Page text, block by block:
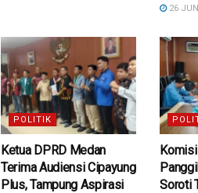
26
POLITIK
Ketua DPRD Medan
Terima Audiensi Cipayung
Plus, Tampung Aspirasi
Soroti